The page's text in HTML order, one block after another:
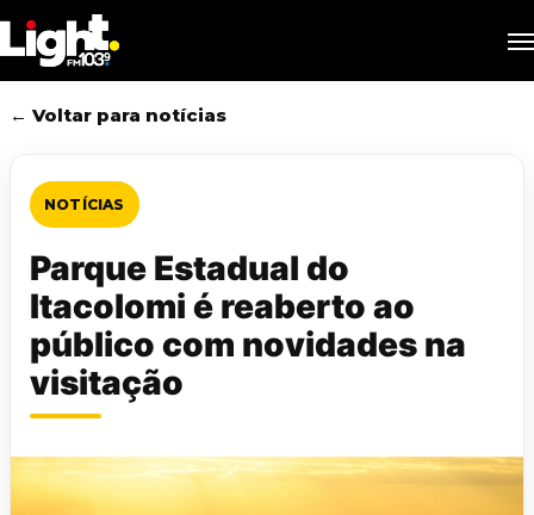
to
main
content
← Voltar para notícias
NOTÍCIAS
Parque Estadual do
Itacolomi é reaberto ao
público com novidades na
visitação